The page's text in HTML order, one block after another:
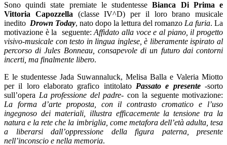
Sono quindi state premiate le studentesseBianca Di Prima e
Vittoria Capozzella (classe IV^D) per il loro brano musicale
inedito Drown Today, nato dopo la lettura del romanzo La furia. La
motivazione è la
seguente:Affidato alla voce e al piano, il progetto
visivo-musicale con testo in lingua inglese, è liberamente ispirato al
percorso di Jules Bonneau, consapevole di un futuro dai contorni
incerti, ma finalmente libero.
E le studentesse Jada Suwannaluck, Melisa Balla e Valeria Miotto
per il loro elaborato grafico intitolato Passato e presente-sorto
sull’opera La professione del padre- con la seguente motivazione:
La forma d’arte proposta, con il contrasto cromatico e l’uso
ingegnoso dei materiali, illustra efficacemente la tensione tra la
natura e la rete che la imbriglia, come metafora dell’età adulta, tesa
a liberarsi dall’oppressione della figura paterna, presente
nell’inconscio e nella memoria.